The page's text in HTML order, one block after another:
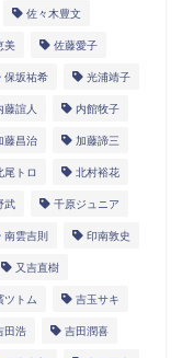
佐々木豊文
美 佐藤愛子
保坂祐希 光浦靖子
藤誼人 内館牧子
藤昌治 加藤諦三
尾トロ 北村裕花
武 千原ジュニア
南雲吉則 印南敦史
又吉直樹
ツトム 吉玉サキ
田浩 吉田潤喜